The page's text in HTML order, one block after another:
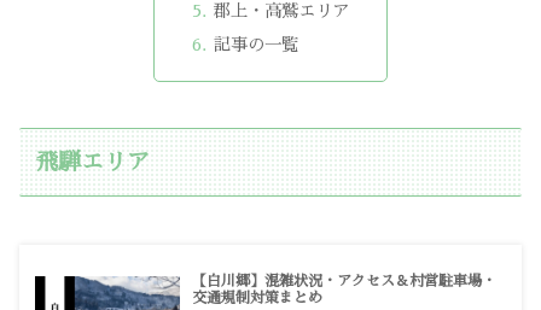
郡上・高鷲エリア
記事の一覧
飛騨エリア
【白川郷】混雑状況・アクセス＆村営駐車場・
交通規制対策まとめ